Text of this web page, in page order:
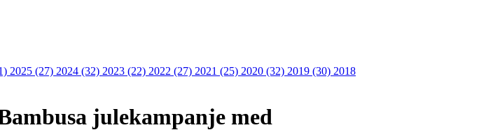
2025 (27) 2024 (32) 2023 (22) 2022 (27) 2021 (25) 2020 (32) 2019 (30) 2018
julekampanje med